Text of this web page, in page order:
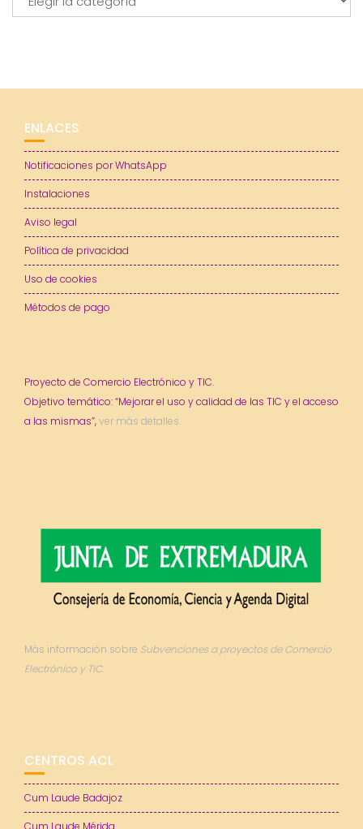
ENLACES
Notificaciones por WhatsApp
Instalaciones
Aviso legal
Política de privacidad
Uso de cookies
Métodos de pago
Proyecto de Comercio Electrónico y TIC.
Objetivo temático: “Mejorar el uso y calidad de las TIC y el acceso
a las mismas”,ver más detalles.
Más información sobre Subvenciones a proyectos de Comercio
Electrónico y TIC.
CENTROS ACL
Cum Laude Badajoz
Cum Laude Mérida